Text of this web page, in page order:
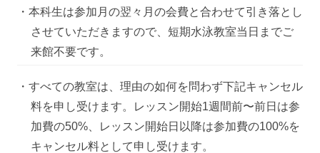
・本科生は参加月の翌々月の会費と合わせて引き落とし
させていただきますので、短期水泳教室当日までご
来館不要です。
・すべての教室は、理由の如何を問わず下記キャンセル
料を申し受けます。レッスン開始1週間前〜前日は参
加費の50%、レッスン開始日以降は参加費の100%を
キャンセル料として申し受けます。